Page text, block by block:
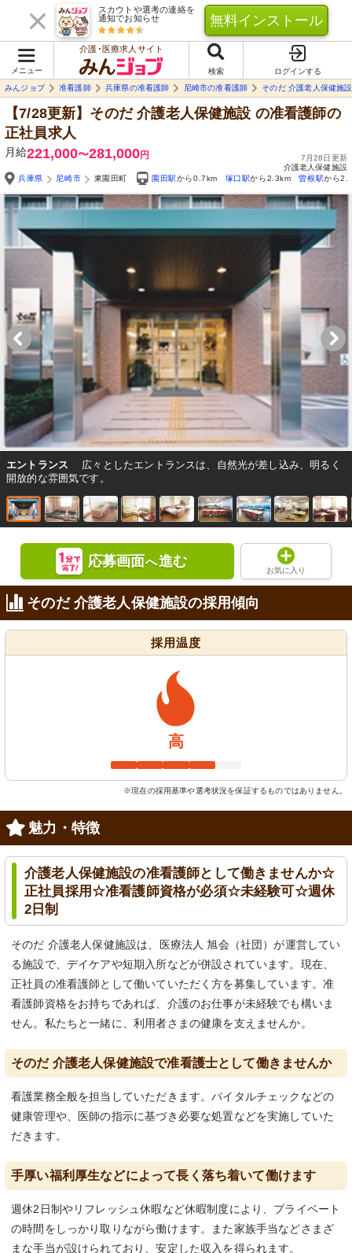
スカウトや選考の連絡を
通知でお知らせ
無料インストール
メニュー
介護･医療求人サイト
検索
ログインする
みんジョブ
准看護師 兵庫県の准看護師 尼崎市の准看護師 そのだ 介護老人保健施設
【7/28更新】そのだ 介護老人保健施設 の准看護師の
正社員求人
月給221,000〜281,000円
7月28日更新
介護老人保健施設
兵庫県
尼崎市 東園田町 園田駅から0.7km 塚口駅から2.3km 曽根駅から
エントランス
広々としたエントランスは、自然光が差し込み、明るく
開放的な雰囲気です。
応募画面へ進む
お気に入り
そのだ 介護老人保健施設の採用傾向
採用温度
高
※現在の採用基準や選考状況を保証するものではありません。
魅力・特徴
介護老人保健施設の准看護師として働きませんか☆
正社員採用☆准看護師資格が必須☆未経験可☆週休
2日制
そのだ 介護老人保健施設は、医療法人 旭会（社団）が運営してい
る施設で、デイケアや短期入所などが併設されています。現在、
正社員の准看護師として働いていただく方を募集しています。准
看護師資格をお持ちであれば、介護のお仕事が未経験でも構いま
せん。私たちと一緒に、利用者さまの健康を支えませんか。
そのだ 介護老人保健施設で准看護士として働きませんか
看護業務全般を担当していただきます。バイタルチェックなどの
健康管理や、医師の指示に基づき必要な処置などを実施していた
だきます。
手厚い福利厚生などによって長く落ち着いて働けます
週休2日制やリフレッシュ休暇など休暇制度により、プライベート
の時間をしっかり取りながら働けます。また家族手当などさまざ
まな手当が設けられており、安定した収入を得られます。